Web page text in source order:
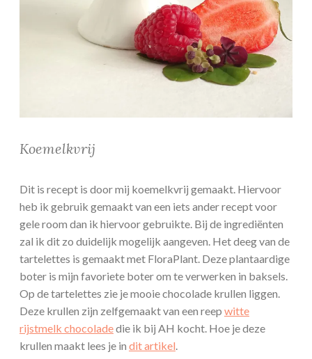
Koemelkvrij
Dit is recept is door mij koemelkvrij gemaakt. Hiervoor
heb ik gebruik gemaakt van een iets ander recept voor
gele room dan ik hiervoor gebruikte. Bij de ingrediënten
zal ik dit zo duidelijk mogelijk aangeven. Het deeg van de
tartelettes is gemaakt met FloraPlant. Deze plantaardige
boter is mijn favoriete boter om te verwerken in baksels.
Op de tartelettes zie je mooie chocolade krullen liggen.
Deze krullen zijn zelfgemaakt van een reep witte
rijstmelk chocoladedie ik bij AH kocht. Hoe je deze
krullen maakt lees je in dit artikel.